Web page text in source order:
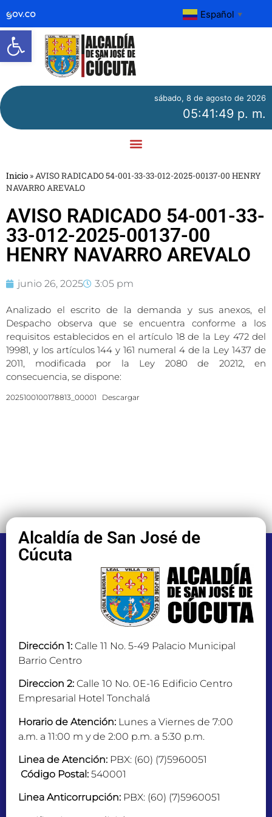
Abrir barra de herramientas
Español ▼
sábado, 8 de agosto de 2026
05:41:49 p. m.
Inicio » AVISO RADICADO 54-001-33-33-012-2025-00137-00 HENRY
NAVARRO AREVALO
AVISO RADICADO 54-001-33-
33-012-2025-00137-00
HENRY NAVARRO AREVALO
junio 26, 2025 3:05 pm
Analizado el escrito de la demanda y sus anexos, el
Despacho observa que se encuentra conforme a los
requisitos establecidos en el artículo 18 de la Ley 472 del
19981, y los artículos 144 y 161 numeral 4 de la Ley 1437 de
2011, modificada por la Ley 2080 de 20212, en
consecuencia, se dispone:
2025100100178813_00001 Descargar
Alcaldía de San José de
Cúcuta
Dirección 1: Calle 11 No. 5-49 Palacio Municipal
Barrio Centro
Direccion 2: Calle 10 No. 0E-16 Edificio Centro
Empresarial Hotel Tonchalá
Horario de Atención: Lunes a Viernes de 7:00
a.m. a 11:00 m y de 2:00 p.m. a 5:30 p.m.
Linea de Atención: PBX: (60) (7)5960051
Código Postal: 540001
Linea Anticorrupción: PBX: (60) (7)5960051